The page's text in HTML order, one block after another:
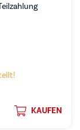
KAUFEN